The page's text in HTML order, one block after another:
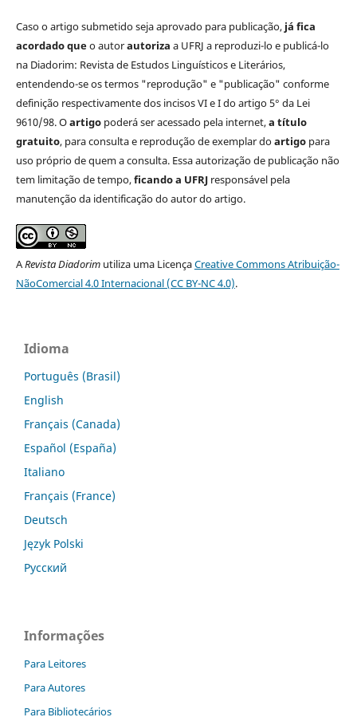
Caso o artigo submetido seja aprovado para publicação, já fica
acordado queo autorautoriza a UFRJ a reproduzi-lo e publicá-lo
na Diadorim: Revista de Estudos Linguísticos e Literários,
entendendo-se os termos "reprodução" e "publicação" conforme
definição respectivamente dos incisos VI e I do artigo 5° da Lei
9610/98. Oartigopoderá ser acessado pela internet,a título
gratuito, para consulta e reprodução de exemplar doartigopara
uso próprio de quem a consulta. Essa autorização de publicação não
tem limitação de tempo,ficando a UFRJresponsável pela
manutenção da identificação do autor do artigo.
ARevista Diadorimutiliza uma LicençaCreative Commons Atribuição-
NãoComercial 4.0 Internacional (CC BY-NC 4.0).
Idioma
Português (Brasil)
English
Français (Canada)
Español (España)
Italiano
Français (France)
Deutsch
Język Polski
Русский
Informações
Para Leitores
Para Autores
Para Bibliotecários